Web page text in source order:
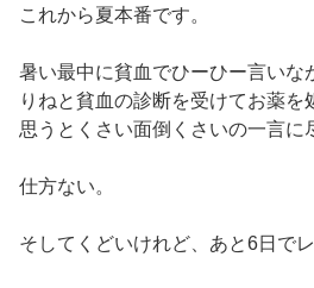
これから夏本番です。
暑い最中に貧血でひーひー言いな
りねと貧血の診断を受けてお薬
思うとくさい面倒くさいの一言に
仕方ない。
そしてくどいけれど、あと6日で